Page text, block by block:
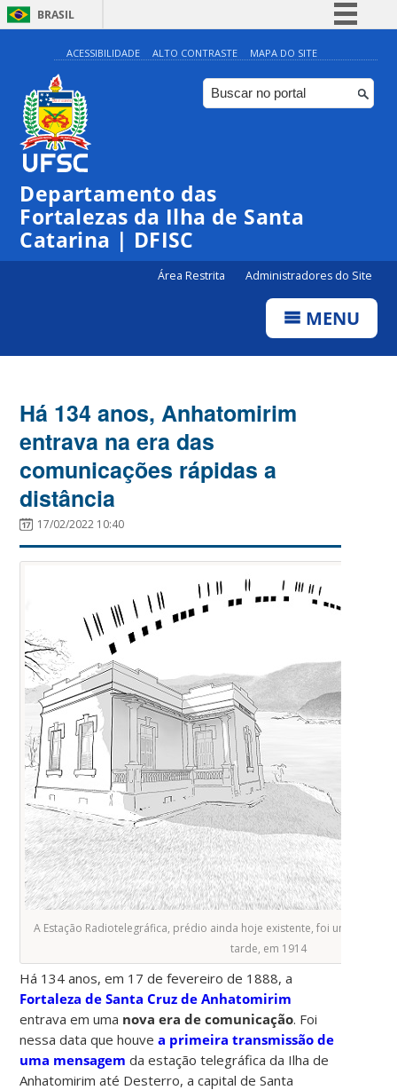
BRASIL
Simplifique!
Comunica BR
Participe
ACESSIBILIDADE ALTO CONTRASTE MAPA DO SITE
Departamento das
Fortalezas da Ilha de Santa
Catarina | DFISC
Área Restrita Administradores do Site
MENU
Há 134 anos, Anhatomirim
entrava na era das
comunicações rápidas a
distância
17/02/2022 10:40
A Estação Radiotelegráfica, prédio ainda hoje existente, foi um
tarde, em 1914
Há 134 anos, em 17 de fevereiro de 1888, a
Fortaleza de Santa Cruz de Anhatomirim
entrava em uma nova era de comunicação. Foi
nessa data que houve a primeira transmissão de
uma mensagem da estação telegráfica da Ilha de
Anhatomirim até Desterro, a capital de Santa